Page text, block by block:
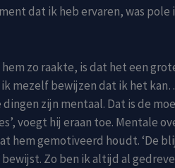
dat ik heb ervaren, was pole
hem zo raakte, is dat het een
ik mezelf bewijzen dat ik het
dingen zijn mentaal. Dat is de
voegt hij eraan toe. Mentale
hem gemotiveerd houdt. ‘De
Zo ben ik altijd al